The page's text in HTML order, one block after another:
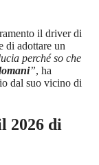
il driver di
di adottare un
perché so che
”, ha
dal suo vicino di
2026 di